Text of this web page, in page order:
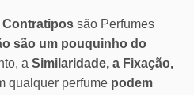
Contratipos são Perfumes
são um pouquinho do
a Similaridade, a Fixação,
qualquer perfume podem